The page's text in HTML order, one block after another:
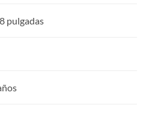
pulgadas